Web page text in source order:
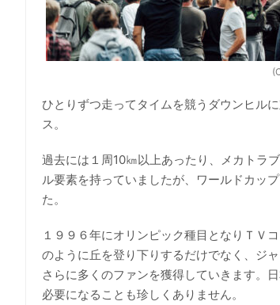
ひとりずつ走ってタイムを競うダウンヒル
ス。
過去には１周10㎞以上あったり、メカトラ
ル要素を持っていましたが、ワールドカッ
た。
１９９６年にオリンピック種目となりＴＶ
のように丘を登り下りするだけでなく、ジ
さらに多くのファンを獲得していきます。
必要になることも珍しくありません。